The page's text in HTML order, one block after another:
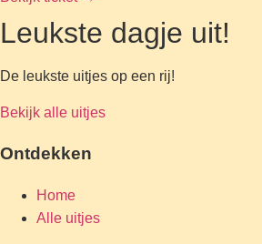
Leukste dagje uit!
De leukste uitjes op een rij!
Bekijk alle uitjes
Ontdekken
Home
Alle uitjes